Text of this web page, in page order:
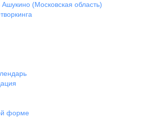
(Московская область)
форме